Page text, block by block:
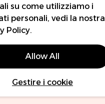
recensione
su come utilizziamo i
personali, vedi la nostra
Policy.
Allow All
Gestire i cookie